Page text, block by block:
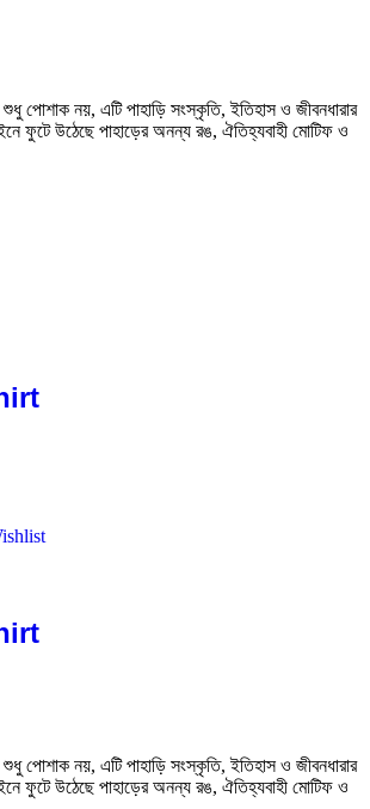
শুধু পোশাক নয়, এটি পাহাড়ি সংস্কৃতি, ইতিহাস ও জীবনধারার
ফুটে উঠেছে পাহাড়ের অনন্য রঙ, ঐতিহ্যবাহী মোটিফ ও
শুধু পোশাক নয়, এটি পাহাড়ি সংস্কৃতি, ইতিহাস ও জীবনধারার
ফুটে উঠেছে পাহাড়ের অনন্য রঙ, ঐতিহ্যবাহী মোটিফ ও